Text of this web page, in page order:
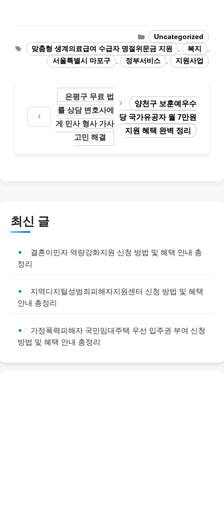
Categories
Uncategorized
Tags맞춤형 생계의료급여 수급자 명절위문금 지원 , 복지
,
서울특별시 마포구
, 정부서비스 , 지원사업
은평구 무료 법
률 상담 변호사에
게 민사 형사 가사
고민 해결
양천구 보훈예우수
당 국가유공자 월 7만원
지원 혜택 완벽 정리
최신 글
결혼이민자 역량강화지원 신청 방법 및 혜택 안내 총
정리
지역디지털성범죄피해자지원센터 신청 방법 및 혜택
안내 총정리
가정폭력피해자 국민임대주택 우선 입주권 부여 신청
방법 및 혜택 안내 총정리